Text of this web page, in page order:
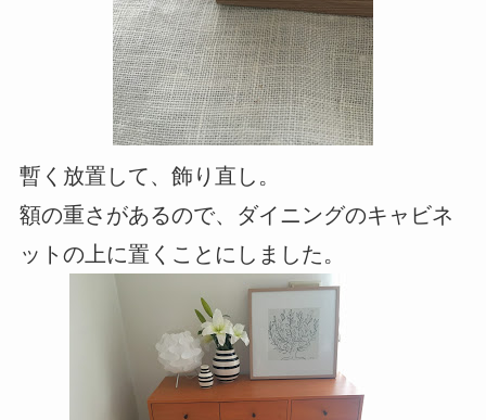
暫く放置して、飾り直し。
額の重さがあるので、ダイニングのキャビネ
ットの上に置くことにしました。